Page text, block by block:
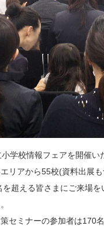
学校情報フェアを開催い
リアから55校(資料出展も
超える皆さまにご来場
セミナーの参加者は170